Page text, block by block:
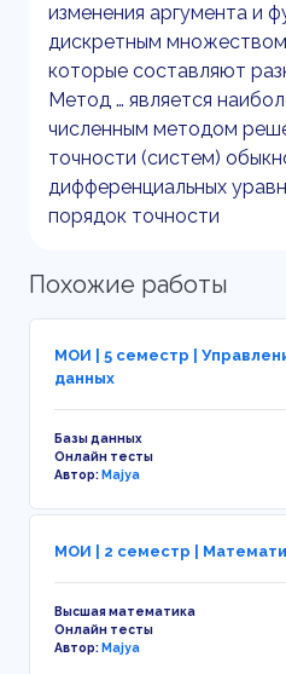
изменения аргумента и
дискретным множеством
которые составляют
Метод … является
численным методом
точности (систем)
дифференциальных
порядок точности
Похожие работы
МОИ | 5 семестр |
данных
Базы данных
Онлайн тесты
Автор:Majya
МОИ | 2 семестр |
Высшая математика
Онлайн тесты
Автор:Majya